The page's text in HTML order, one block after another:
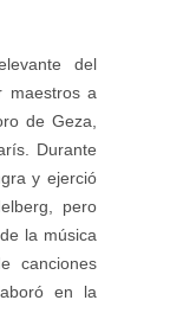
del
maestros a
de Geza,
Durante
y ejerció
pero
la música
canciones
en la